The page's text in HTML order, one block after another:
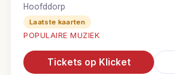
Hoofddorp
Laatste kaarten
POPULAIRE MUZIEK
Tickets op Klicket